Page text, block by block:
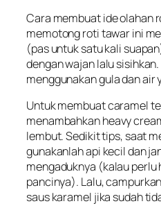
Cara membuat ide olahan
memotong roti tawar ini
(pas untuk satu kali
dengan wajan lalu
menggunakan gula dan air
Untuk membuat caramel
menambahkanheavy
lembut. Sedikit tips, saat
gunakanlah api kecil dan
mengaduknya (kalau perlu
pancinya). Lalu,
saus karamel jika sudah